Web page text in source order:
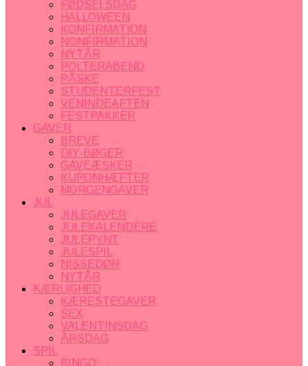
FØDSELSDAG
HALLOWEEN
KONFIRMATION
NONFIRMATION
NYTÅR
POLTERABEND
PÅSKE
STUDENTERFEST
VENINDEAFTEN
FESTPAKKER
GAVER
BREVE
DIY-BØGER
GAVEÆSKER
KUPONHÆFTER
MORGENGAVER
JUL
JULEGAVER
JULEKALENDERE
JULEPYNT
JULESPIL
NISSEDØR
NYTÅR
KÆRLIGHED
KÆRESTEGAVER
SEX
VALENTINSDAG
ÅRSDAG
SPIL
BINGO